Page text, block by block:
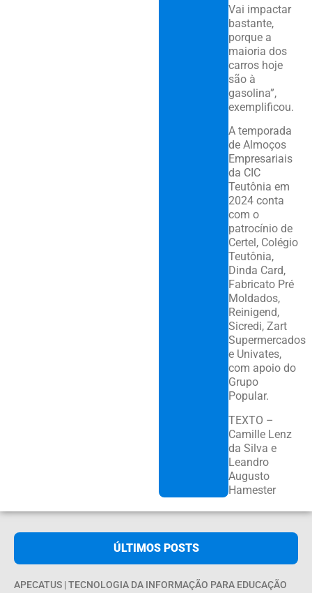
Vai impactar
bastante,
porque a
maioria dos
carros hoje
são à
gasolina”,
exemplificou.
A temporada
de Almoços
Empresariais
da CIC
Teutônia em
2024 conta
com o
patrocínio de
Certel, Colégio
Teutônia,
Dinda Card,
Fabricato Pré
Moldados,
Reinigend,
Sicredi, Zart
Supermercados
e Univates,
com apoio do
Grupo
Popular.
TEXTO –
Camille Lenz
da Silva e
Leandro
Augusto
Hamester
ÚLTIMOS POSTS
APECATUS | TECNOLOGIA DA INFORMAÇÃO PARA EDUCAÇÃO